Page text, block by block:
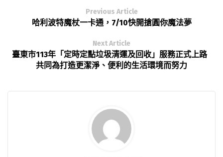
Previous Article
哈利波特魔杖一卡通，7/10快開搶圓你魔法夢
Next Article
臺東市113年「定時定點垃圾清運及回收」服務正式上路
共同為打造更潔淨、便利的生活環境而努力